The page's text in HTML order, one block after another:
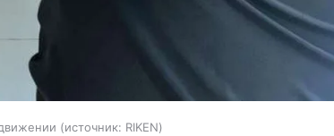
источник: RIKEN